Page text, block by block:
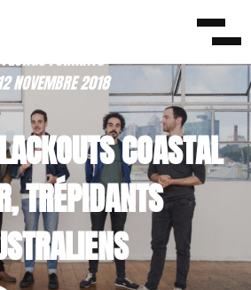
/LONGS FORMATS
NOVEMBRE 2018
COASTAL
TRÉPIDANTS